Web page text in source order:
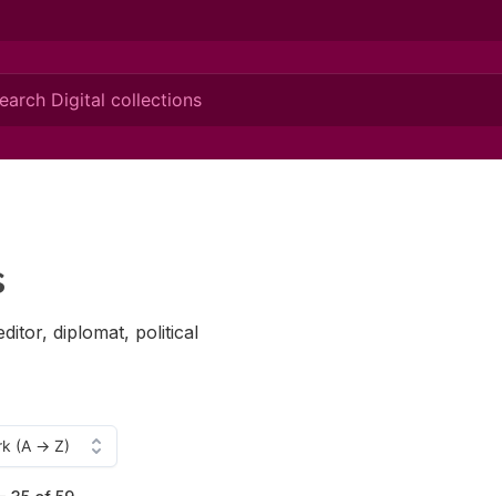
diplomat, political